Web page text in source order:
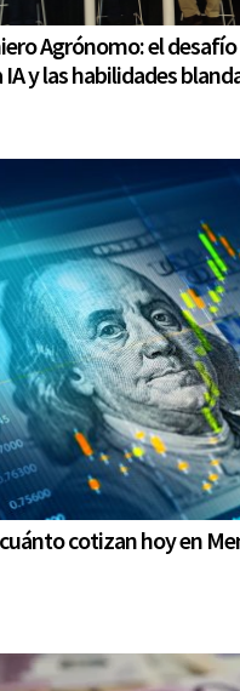
Agrónomo: el
IA y las habilidades
cotizan hoy en